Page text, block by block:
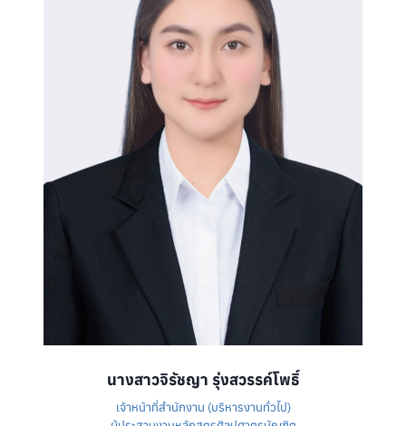
นางสาวจิรัชญา รุ่งสวรรค์โพธิ์
เจ้าหน้าที่สำนักงาน (บริหารงานทั่วไป)